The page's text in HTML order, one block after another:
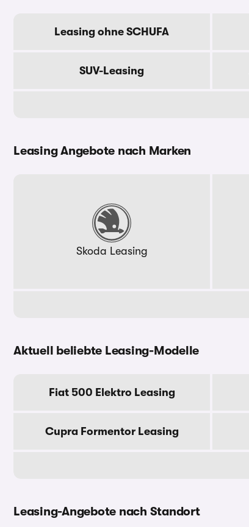
Leasing ohne SCHUFA
SUV-Leasing
Leasing Angebote nach Marken
Skoda Leasing
Aktuell beliebte Leasing-Modelle
Fiat 500 Elektro Leasing
Cupra Formentor Leasing
Leasing-Angebote nach Standort